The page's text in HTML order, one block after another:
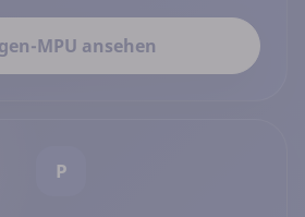
MPU ansehen
P